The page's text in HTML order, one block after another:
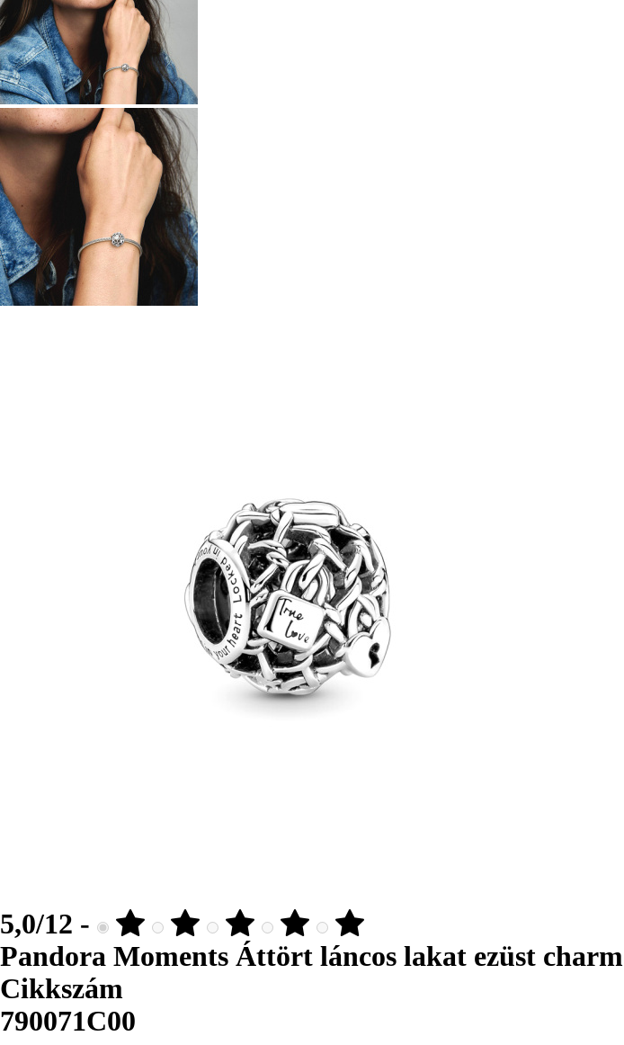
5,0/12 -
Pandora Moments Áttört láncos lakat ezüst charm
Cikkszám
790071C00